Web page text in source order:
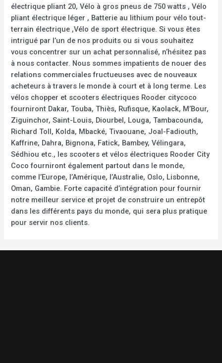
électrique pliant 20, Vélo à gros pneus de 750 watts , Vélo
pliant électrique léger , Batterie au lithium pour vélo tout-
terrain électrique ,Vélo de sport électrique. Si vous êtes
intrigué par l’un de nos produits ou si vous souhaitez
vous concentrer sur un achat personnalisé, n’hésitez pas
à nous contacter. Nous sommes impatients de nouer des
relations commerciales fructueuses avec de nouveaux
acheteurs à travers le monde à court et à long terme. Les
vélos chopper et scooters électriques Rooder citycoco
fourniront Dakar, Touba, Thiès, Rufisque, Kaolack, M’Bour,
Ziguinchor, Saint-Louis, Diourbel, Louga, Tambacounda,
Richard Toll, Kolda, Mbacké, Tivaouane, Joal-Fadiouth,
Kaffrine, Dahra, Bignona, Fatick, Bambey, Vélingara,
Sédhiou etc., les scooters et vélos électriques Rooder City
Coco fourniront également partout dans le monde,
comme l’Europe, l’Amérique, l’Australie, Oslo, Lisbonne,
Oman, Gambie. Forte capacité d’intégration pour fournir
notre meilleur service et projet de construire un entrepôt
dans les différents pays du monde, qui sera plus pratique
pour servir nos clients.